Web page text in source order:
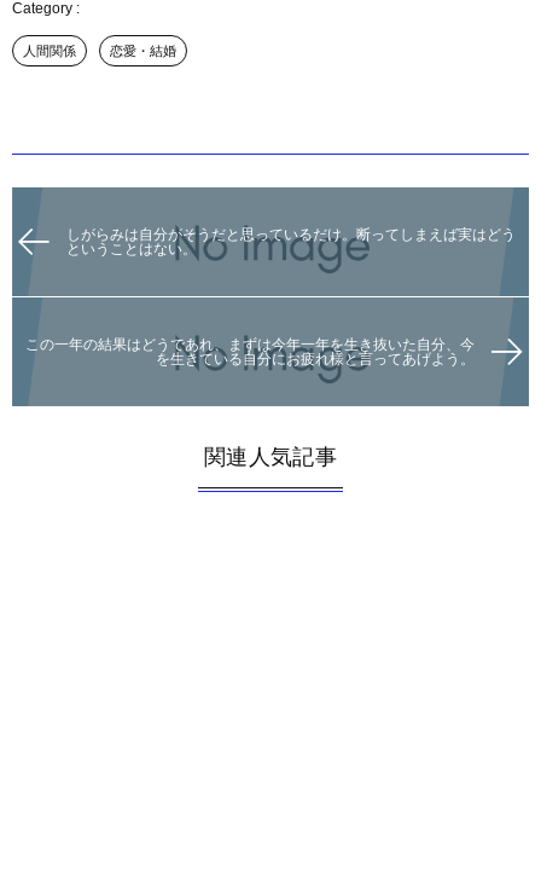
人間関係 恋愛・結婚
しがらみは自分がそうだと思っているだけ。断ってしまえば実はどう
ということはない。
この一年の結果はどうであれ、まずは今年一年を生き抜いた自分、今
を生きている自分にお疲れ様と言ってあげよう。
関連人気記事